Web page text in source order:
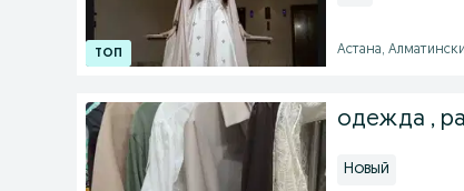
Астана,
одежда ,
Новый